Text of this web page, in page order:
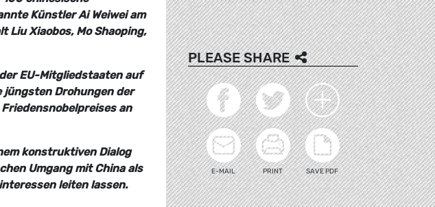
Künstler Ai Weiwei am
Liu Xiaobos, Mo Shaoping,
EU-Mitgliedstaaten auf
jüngsten Drohungen der
an
konstruktiven Dialog
Umgang mit China als
leiten lassen.
PLEASE SHARE
E-MAIL PRINT SAVE PDF